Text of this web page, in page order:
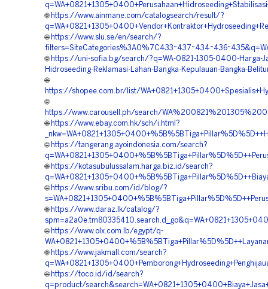
🌐 https://www.ainmane.com/catalogsearch/result/?
🌐 https://www.slu.se/en/search/?
🌐 https://uni-sofia.bg/search/?q=WA-0821-1305-0400-Harga-
Hidroseeding-Reklamasi-Lahan-Bangka-Kepulauan-Bangka-
🌐
https://shopee.com.br/list/
🌐
https://www.carousell.ph/search/
🌐 https://www.ebay.com.hk/sch/i.html?
🌐 https://tangerang.ayoindonesia.com/search?
🌐 https://kotasubulussalam.harga.biz.id/search?
🌐 https://www.sribu.com/id/blog/?
🌐 https://www.daraz.lk/catalog/?
🌐 https://www.olx.com.lb/egypt/q-
🌐 https://www.jakmall.com/search?
🌐 https://toco.id/id/search?
q=product/